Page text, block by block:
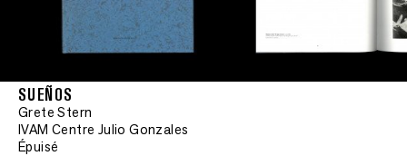
SUEÑOS
Grete Stern
IVAM Centre Julio Gonzales
Épuisé